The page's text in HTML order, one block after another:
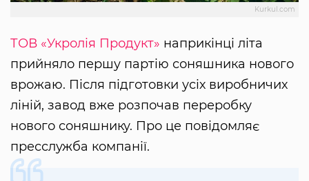
Kurkul.com
ТОВ «Укролія Продукт» наприкінці літа
прийняло першу партію соняшника нового
врожаю. Після підготовки усіх виробничих
ліній, завод вже розпочав переробку
нового соняшнику. Про це повідомляє
пресслужба компанії.